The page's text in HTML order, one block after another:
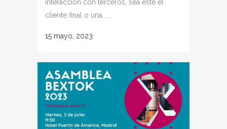
interacción con terceros, sea éste el
cliente final o una......
15 mayo, 2023